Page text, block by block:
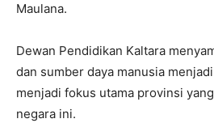
Maulana.
Dewan Pendidikan Kaltara
dan sumber daya manusia
menjadi fokus utama provinsi
negara ini.